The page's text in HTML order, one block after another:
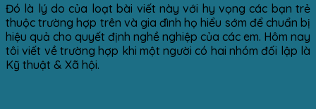
Đó là lý do của loạt bài viết này với hy vọng các bạn trẻ
thuộc trường hợp trên và gia đình họ hiểu sớm để chuẩn bị
hiệu quả cho quyết định nghề nghiệp của các em. Hôm nay
tôi viết về trường hợp khi một người có hai nhóm đối lập là
Kỹ thuật & Xã hội.